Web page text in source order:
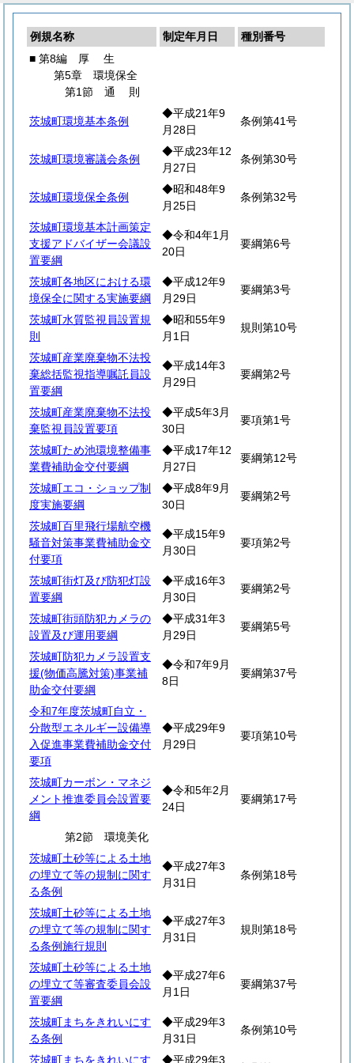
例規名称 制定年月日
種別番号
■ 第8編 厚 生
第5章 環境保全
第1節 通 則
茨城町環境基本条例
◆平成21年9
月28日
条例第41号
茨城町環境審議会条例
◆平成23年12
月27日
条例第30号
茨城町環境保全条例
◆昭和48年9
月25日
条例第32号
茨城町環境基本計画策定
支援アドバイザー会議設
置要綱
◆令和4年1月
20日
要綱第6号
茨城町各地区における環
境保全に関する実施要綱
◆平成12年9
月29日
要綱第3号
茨城町水質監視員設置規
則
◆昭和55年9
月1日
規則第10号
茨城町産業廃棄物不法投
棄総括監視指導嘱託員設
置要綱
◆平成14年3
月29日
要綱第2号
茨城町産業廃棄物不法投
棄監視員設置要項
◆平成5年3月
30日
要項第1号
茨城町ため池環境整備事
業費補助金交付要綱
◆平成17年12
月27日
要綱第12号
茨城町エコ・ショップ制
度実施要綱
◆平成8年9月
30日
要綱第2号
茨城町百里飛行場航空機
騒音対策事業費補助金交
付要項
◆平成15年9
月30日
要項第2号
茨城町街灯及び防犯灯設
置要綱
◆平成16年3
月30日
要綱第2号
茨城町街頭防犯カメラの
設置及び運用要綱
◆平成31年3
月29日
要綱第5号
茨城町防犯カメラ設置支
援(物価高騰対策)事業補
助金交付要綱
◆令和7年9月
8日
要綱第37号
令和7年度茨城町自立・
分散型エネルギー設備導
入促進事業費補助金交付
要項
◆平成29年9
月29日
要項第10号
茨城町カーボン・マネジ
メント推進委員会設置要
綱
◆令和5年2月
24日
要綱第17号
第2節 環境美化
茨城町土砂等による土地
の埋立て等の規制に関す
る条例
◆平成27年3
月31日
条例第18号
茨城町土砂等による土地
の埋立て等の規制に関す
る条例施行規則
◆平成27年3
月31日
規則第18号
茨城町土砂等による土地
の埋立て等審査委員会設
置要綱
◆平成27年6
月1日
要綱第37号
茨城町まちをきれいにす
る条例
◆平成29年3
月31日
条例第10号
茨城町まちをきれいにす ◆平成29年3